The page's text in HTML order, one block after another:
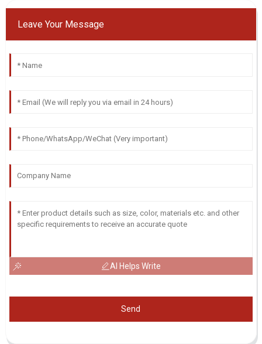
Leave Your Message
AI Helps Write
Send